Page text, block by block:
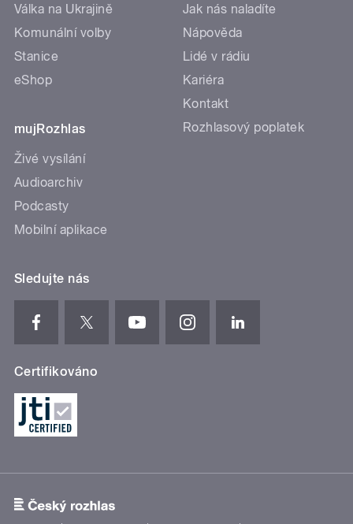
Válka na Ukrajině
Komunální volby
Stanice
eShop
mujRozhlas
Živé vysílání
Audioarchiv
Podcasty
Mobilní aplikace
Jak nás naladíte
Nápověda
Lidé v rádiu
Kariéra
Kontakt
Rozhlasový poplatek
Sledujte nás
Certifikováno